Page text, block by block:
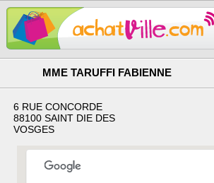
MME TARUFFI FABIENNE
6 RUE CONCORDE
88100 SAINT DIE DES
VOSGES